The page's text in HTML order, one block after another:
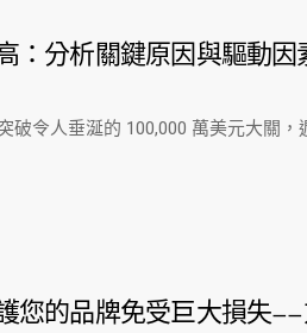
：分析關鍵原因與驅動因
破令人垂涎的 100,000 萬美元大關
您的品牌免受巨大損失